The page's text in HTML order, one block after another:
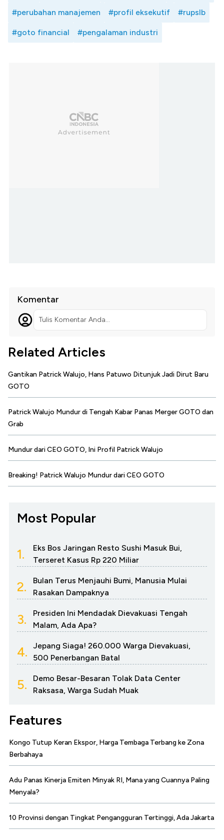
#perubahan manajemen #profil eksekutif #rupslb
#goto financial #pengalaman industri
Komentar
Tulis Komentar Anda...
Related Articles
Gantikan Patrick Walujo, Hans Patuwo Ditunjuk Jadi Dirut Baru
GOTO
Patrick Walujo Mundur di Tengah Kabar Panas Merger GOTO dan
Grab
Mundur dari CEO GOTO, Ini Profil Patrick Walujo
Breaking! Patrick Walujo Mundur dari CEO GOTO
Most Popular
1.
Eks Bos Jaringan Resto Sushi Masuk Bui,
Terseret Kasus Rp 220 Miliar
2.
Bulan Terus Menjauhi Bumi, Manusia Mulai
Rasakan Dampaknya
3.
Presiden Ini Mendadak Dievakuasi Tengah
Malam, Ada Apa?
4.
Jepang Siaga! 260.000 Warga Dievakuasi,
500 Penerbangan Batal
5.
Demo Besar-Besaran Tolak Data Center
Raksasa, Warga Sudah Muak
Features
Kongo Tutup Keran Ekspor, Harga Tembaga Terbang ke Zona
Berbahaya
Adu Panas Kinerja Emiten Minyak RI, Mana yang Cuannya Paling
Menyala?
10 Provinsi dengan Tingkat Pengangguran Tertinggi, Ada Jakarta